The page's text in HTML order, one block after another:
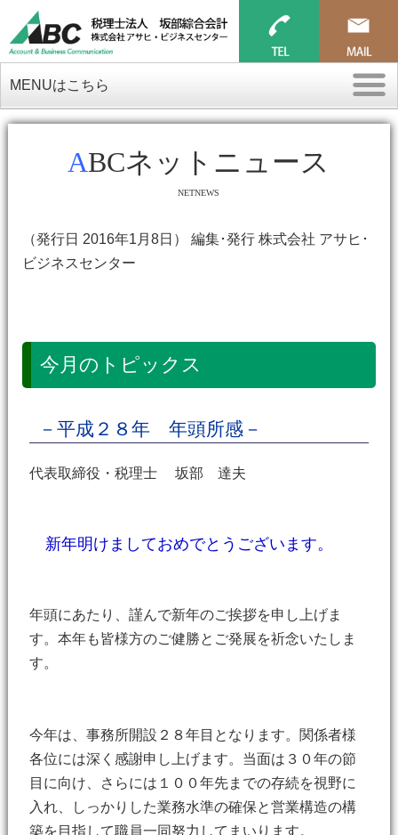
MENUはこちら
ABCネットニュース
NETNEWS
（発行日 2016年1月8日） 編集･発行 株式会社 アサヒ･
ビジネスセンター
今月のトピックス
－平成２８年 年頭所感－
代表取締役・税理士 坂部 達夫
新年明けましておめでとうございます。
年頭にあたり、謹んで新年のご挨拶を申し上げま
す。本年も皆様方のご健勝とご発展を祈念いたしま
す。
今年は、事務所開設２８年目となります。関係者様
各位には深く感謝申し上げます。当面は３０年の節
目に向け、さらには１００年先までの存続を視野に
入れ、しっかりした業務水準の確保と営業構造の構
築を目指して職員一同努力してまいります。